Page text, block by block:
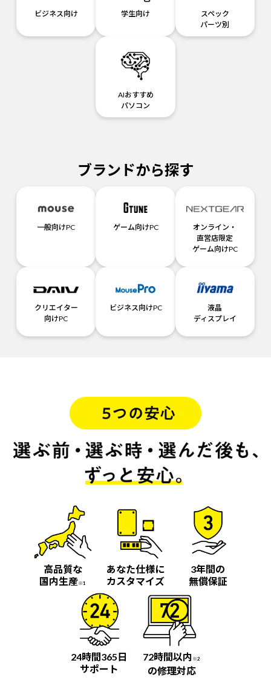
ビジネス向け 学生向け
スペック
パーツ別
AIおすすめ
パソコン
ブランドから探す
一般向けPC ゲーム向けPC
オンライン・
直営店限定
ゲーム向けPC
クリエイター
向けPC
ビジネス向けPC
液晶
ディスプレイ
高品質な
国内生産※1
あなた仕様に
カスタマイズ
3年間の
無償保証
24時間365日
サポート
72時間以内 ※2
の修理対応